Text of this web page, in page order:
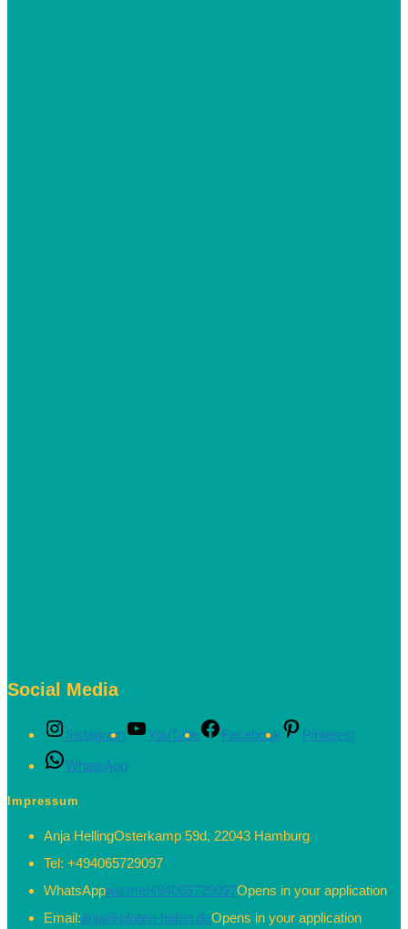
Social Media
Instagram YouTube Facebook
Pinterest
WhatsApp
Impressum
Anja HellingOsterkamp 59d, 22043 Hamburg
Tel: +494065729097
WhatsAppwa.me/494065729097Opens in your application
Email:anja@pfoten-hafen.deOpens in your application